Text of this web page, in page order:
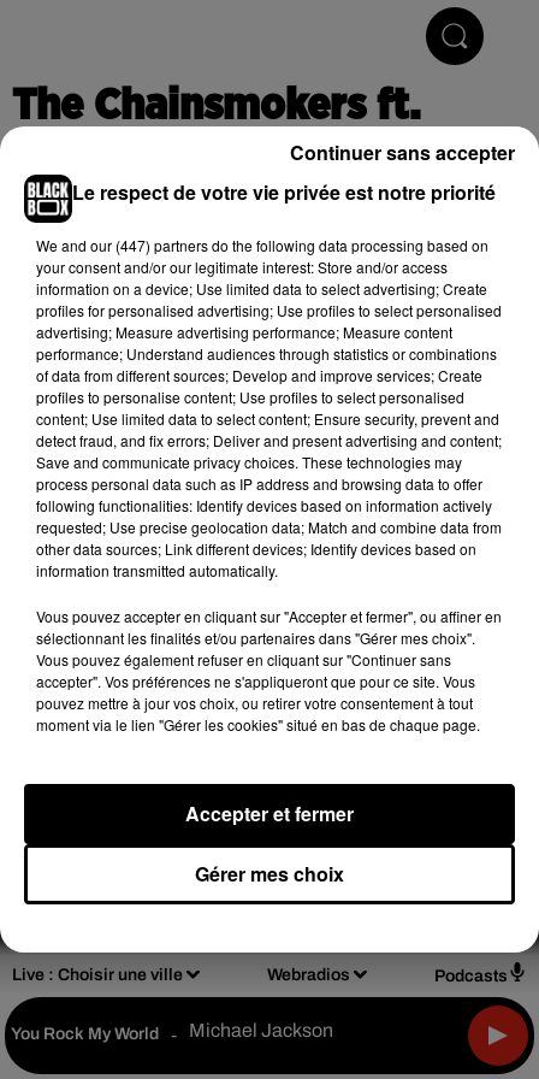
Live : Choisir une ville Webradios Podcasts
You Rock My World - Michael Jackson
The Chainsmokers ft.
Rihanna - Selfish (Official
Video) ft. Future
Publié : 12 juin 2017 à 10h32
Cet élément est masqué compte-tenu du refus du
dépôt de cookies que vous avez exprimé. Si vous
souhaitez l'afficher, merci de nous donner votre accord
en cliquant sur le bouton ci-dessous.
Afficher l'élément
DesignOlivier Varma
Règlements de jeux
Notice d'information RGPD Plan du site
Archives 2026 2025 2024 2023 2022
Le respect de votre vie privée est notre priorité
We and our (447) partnersdo the following data processing based on
your consent and/or our legitimate interest: Store and/or access
information on a device; Use limited data to select advertising; Create
profiles for personalised advertising; Use profiles to select personalised
advertising; Measure advertising performance; Measure content
performance; Understand audiences through statistics or combinations
of data from different sources; Develop and improve services; Create
profiles to personalise content; Use profiles to select personalised
content; Use limited data to select content; Ensure security, prevent and
detect fraud, and fix errors; Deliver and present advertising and content;
Save and communicate privacy choices. These technologies may
process personal data such as IP address and browsing data to offer
following functionalities: Identify devices based on information actively
requested; Use precise geolocation data; Match and combine data from
other data sources; Link different devices; Identify devices based on
information transmitted automatically.
Vous pouvez accepter en cliquant sur "Accepter et fermer", ou affiner en
sélectionnant les finalités et/ou partenaires dans "Gérer mes choix".
Vous pouvez également refuser en cliquant sur "Continuer sans
accepter". Vos préférences ne s'appliqueront que pour ce site. Vous
pouvez mettre à jour vos choix, ou retirer votre consentement à tout
moment via le lien "Gérer les cookies" situé en bas de chaque page.
Gérer mes choix
Accepter et fermer
Continuer sans accepter